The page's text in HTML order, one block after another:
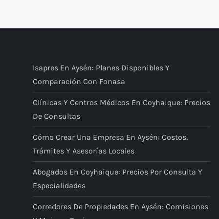
i
n
a
c
i
ó
n
Isapres En Aysén: Planes Disponibles Y
Comparación Con Fonasa
Clínicas Y Centros Médicos En Coyhaique: Precios
De Consultas
Cómo Crear Una Empresa En Aysén: Costos,
Trámites Y Asesorías Locales
Abogados En Coyhaique: Precios Por Consulta Y
Especialidades
Corredores De Propiedades En Aysén: Comisiones